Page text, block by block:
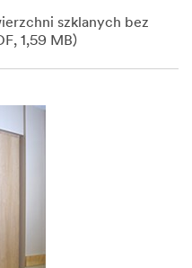
szklanych bez
1,59 MB)